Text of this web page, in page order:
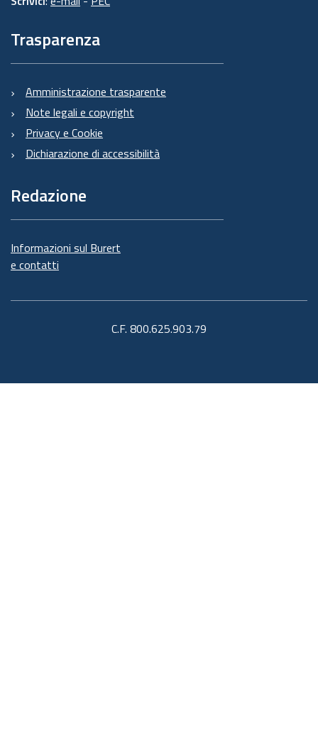
Trasparenza
Amministrazione trasparente
Note legali e copyright
Privacy e Cookie
Dichiarazione di accessibilità
Redazione
Informazioni sul Burert
e contatti
C.F. 800.625.903.79